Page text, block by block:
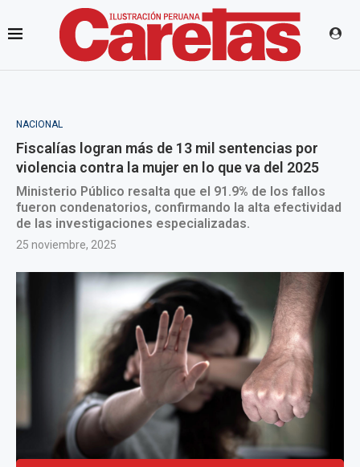
NACIONAL
Fiscalías logran más de 13 mil sentencias por
violencia contra la mujer en lo que va del 2025
Ministerio Público resalta que el 91.9% de los fallos
fueron condenatorios, confirmando la alta efectividad
de las investigaciones especializadas.
25 noviembre, 2025